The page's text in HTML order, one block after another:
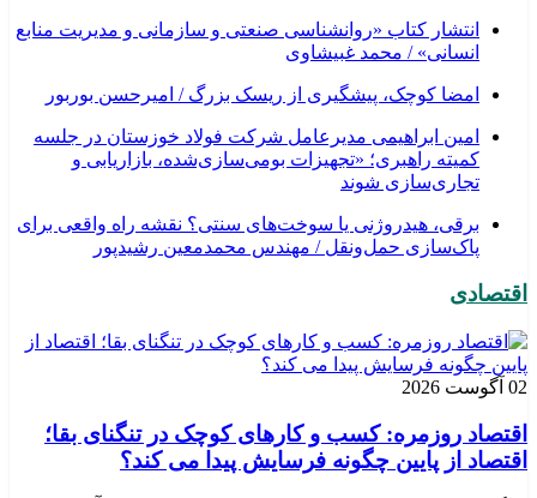
انتشار کتاب «روانشناسی صنعتی و سازمانی و مدیریت منابع
انسانی» / محمد غبیشاوی
امضا کوچک، پیشگیری از ریسک بزرگ / امیرحسن بوربور
امین ابراهیمی مدیرعامل شرکت فولاد خوزستان در جلسه
کمیته راهبری؛ «تجهیزات بومی‌سازی‌شده، بازاریابی و
تجاری‌سازی شوند
برقی، هیدروژنی یا سوخت‌های سنتی؟ نقشه راه واقعی برای
پاک‌سازی حمل‌ونقل / مهندس محمدمعین رشیدپور
اقتصادی
02 آگوست 2026
اقتصاد روزمره: کسب‌ و کارهای کوچک در تنگنای بقا؛
اقتصاد از پایین چگونه فرسایش پیدا می کند؟